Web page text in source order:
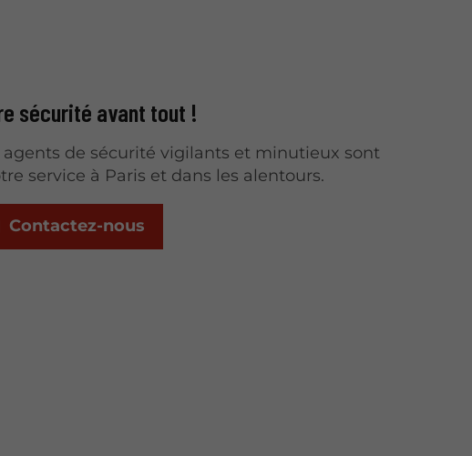
sécurité avant tout !
agents de sécurité vigilants et minutieux sont
service à Paris et dans les alentours.
Contactez-nous